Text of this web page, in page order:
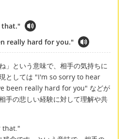
that."
really hard for you."
」という意味で、相手の気持ちに
としては "I'm so sorry to hear
been really hard for you" などが
手の悲しい経験に対して理解や共
that."